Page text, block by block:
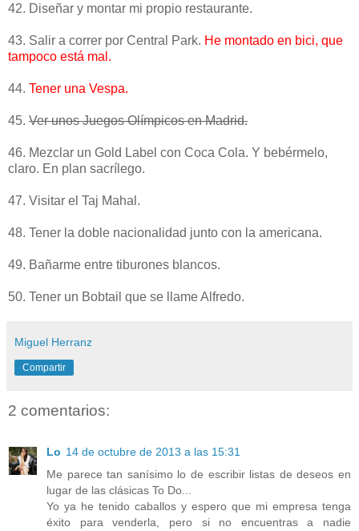
42. Diseñar y montar mi propio restaurante.
43. Salir a correr por Central Park. He montado en bici, que
tampoco está mal.
44. Tener una Vespa.
45. Ver unos Juegos Olímpicos en Madrid.
46. Mezclar un Gold Label con Coca Cola. Y bebérmelo,
claro. En plan sacrílego.
47. Visitar el Taj Mahal.
48. Tener la doble nacionalidad junto con la americana.
49. Bañarme entre tiburones blancos.
50. Tener un Bobtail que se llame Alfredo.
Miguel Herranz
Compartir
2 comentarios:
Lo 14 de octubre de 2013 a las 15:31
Me parece tan sanísimo lo de escribir listas de deseos en
lugar de las clásicas To Do...
Yo ya he tenido caballos y espero que mi empresa tenga
éxito para venderla, pero si no encuentras a nadie